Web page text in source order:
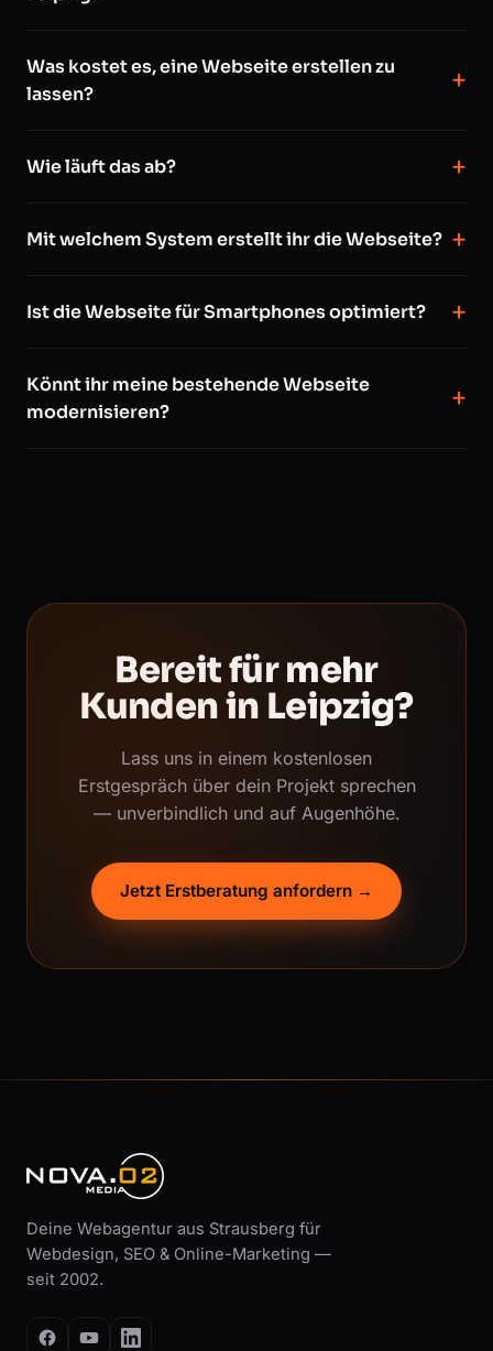
Was kostet es, eine Webseite erstellen zu
lassen?
Wie läuft das ab?
Mit welchem System erstellt ihr die Webseite?
Ist die Webseite für Smartphones optimiert?
Könnt ihr meine bestehende Webseite
modernisieren?
Bereit für mehr
Kunden in Leipzig?
Lass uns in einem kostenlosen
Erstgespräch über dein Projekt sprechen
— unverbindlich und auf Augenhöhe.
Jetzt Erstberatung anfordern →
Deine Webagentur aus Strausberg für
Webdesign, SEO & Online-Marketing —
seit 2002.